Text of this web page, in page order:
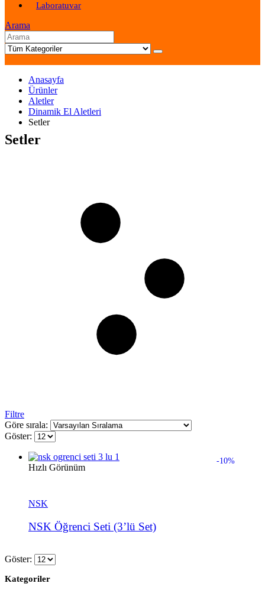
Laboratuvar
Arama
Anasayfa
Ürünler
Aletler
Dinamik El Aletleri
Setler
Setler
Filtre
Göre sırala:
Göster:
-10%
Hızlı Görünüm
NSK
NSK Öğrenci Seti (3’lü Set)
Göster:
Kategoriler